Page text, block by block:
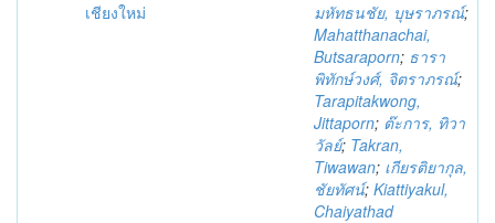
เชียงใหม่
มหัทธนชัย, บุษราภรณ์;
Mahatthanachai,
Butsaraporn; ธารา
พิทักษ์วงศ์, จิตราภรณ์;
Tarapitakwong,
Jittaporn; ต๊ะการ, ทิวา
วัลย์; Takran,
Tiwawan; เกียรติยากุล,
ชัยทัศน์; Kiattiyakul,
Chaiyathad